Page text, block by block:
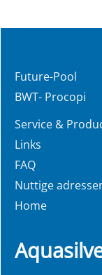
Future-Pool
BWT- Procopi
Service &
Links
FAQ
Nuttige
Home